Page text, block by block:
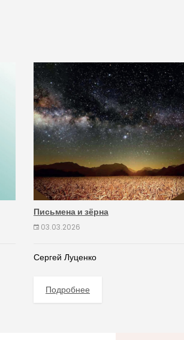
Письмена и зёрна
03.03.2026
Сергей Луценко
Подробнее